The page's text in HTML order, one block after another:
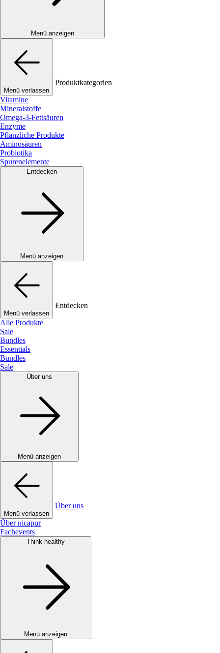
Menü anzeigen
Menü verlassen
Produktkategorien
Vitamine
Mineralstoffe
Omega-3-Fettsäuren
Enzyme
Pflanzliche Produkte
Aminosäuren
Probiotika
Spurenelemente
Entdecken
Menü anzeigen
Menü verlassen
Entdecken
Alle Produkte
Sale
Bundles
Essentials
Bundles
Sale
Über uns
Menü anzeigen
Menü verlassen
Über uns
Über nicapur
Fachevents
Think healthy
Menü anzeigen